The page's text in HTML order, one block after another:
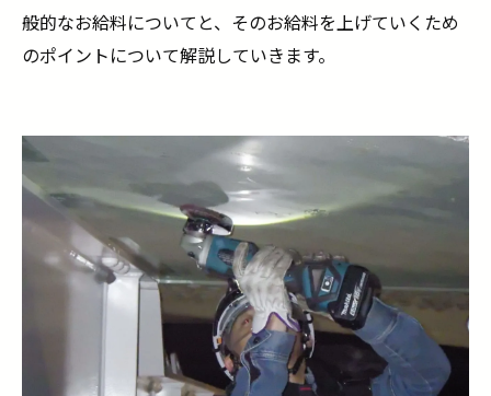
般的なお給料についてと、そのお給料を上げていくため
のポイントについて解説していきます。